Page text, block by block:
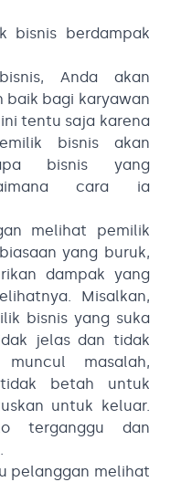
bisnis berdampak
Anda akan
bagi karyawan
tentu saja karena
bisnis akan
bisnis yang
cara ia
melihat pemilik
yang buruk,
dampak yang
Misalkan,
bisnis yang suka
jelas dan tidak
masalah,
betah untuk
untuk keluar.
terganggu dan
pelanggan melihat